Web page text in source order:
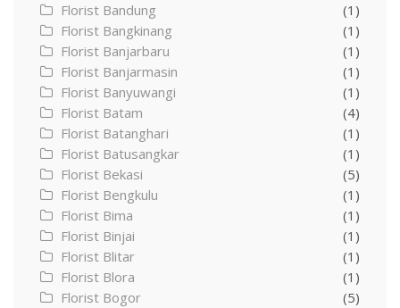
Florist Bandung
(1)
Florist Bangkinang
(1)
Florist Banjarbaru
(1)
Florist Banjarmasin
(1)
Florist Banyuwangi
(1)
Florist Batam
(4)
Florist Batanghari
(1)
Florist Batusangkar
(1)
Florist Bekasi
(5)
Florist Bengkulu
(1)
Florist Bima
(1)
Florist Binjai
(1)
Florist Blitar
(1)
Florist Blora
(1)
Florist Bogor
(5)